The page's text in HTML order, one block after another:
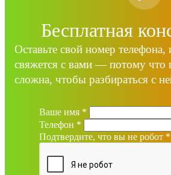
Бесплатная
Оставьте свой номер телефона,
свяжется с вами — потому
сложна, чтобы разбираться с
Ваше имя *
Телефон *
Подтвердите, что вы не робот *